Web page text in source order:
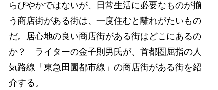
らびやかではないが、日常生活に必要なものが揃
う商店街がある街は、一度住むと離れがたいもの
だ。居心地の良い商店街がある街はどこにあるの
か？ ライターの金子則男氏が、首都圏屈指の人
気路線「東急田園都市線」の商店街がある街を紹
介する。